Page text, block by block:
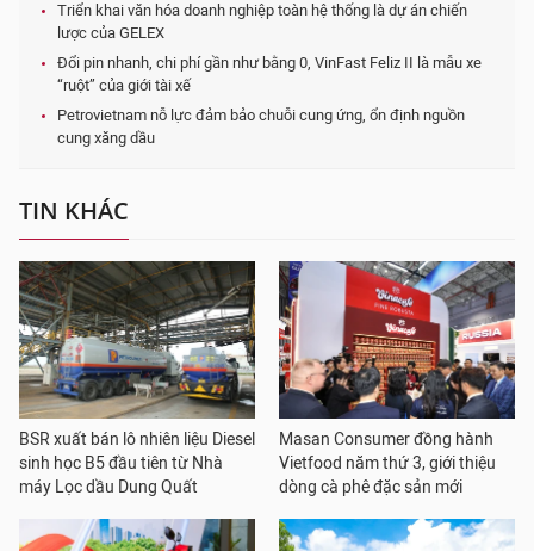
Triển khai văn hóa doanh nghiệp toàn hệ thống là dự án chiến
lược của GELEX
Đổi pin nhanh, chi phí gần như bằng 0, VinFast Feliz II là mẫu xe
“ruột” của giới tài xế
Petrovietnam nỗ lực đảm bảo chuỗi cung ứng, ổn định nguồn
cung xăng dầu
TIN KHÁC
BSR xuất bán lô nhiên liệu Diesel
sinh học B5 đầu tiên từ Nhà
máy Lọc dầu Dung Quất
Masan Consumer đồng hành
Vietfood năm thứ 3, giới thiệu
dòng cà phê đặc sản mới